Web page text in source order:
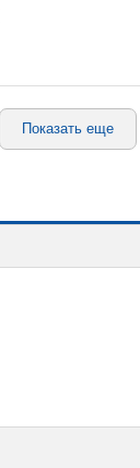
Показать еще